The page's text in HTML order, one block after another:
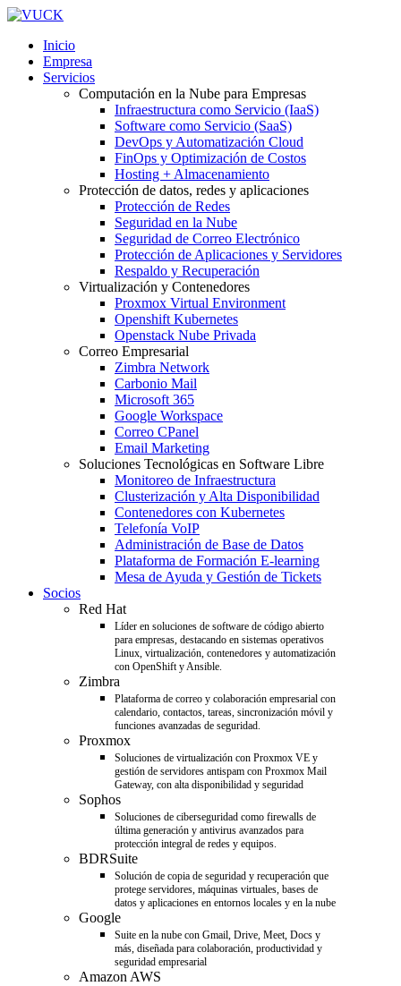
Inicio
Empresa
Servicios
Computación en la Nube para Empresas
Infraestructura como Servicio (IaaS)
Software como Servicio (SaaS)
DevOps y Automatización Cloud
FinOps y Optimización de Costos
Hosting + Almacenamiento
Protección de datos, redes y aplicaciones
Protección de Redes
Seguridad en la Nube
Seguridad de Correo Electrónico
Protección de Aplicaciones y Servidores
Respaldo y Recuperación
Virtualización y Contenedores
Proxmox Virtual Environment
Openshift Kubernetes
Openstack Nube Privada
Correo Empresarial
Zimbra Network
Carbonio Mail
Microsoft 365
Google Workspace
Correo CPanel
Email Marketing
Soluciones Tecnológicas en Software Libre
Monitoreo de Infraestructura
Clusterización y Alta Disponibilidad
Contenedores con Kubernetes
Telefonía VoIP
Administración de Base de Datos
Plataforma de Formación E-learning
Mesa de Ayuda y Gestión de Tickets
Socios
Red Hat
Líder en soluciones de software de código abierto
para empresas, destacando en sistemas operativos
Linux, virtualización, contenedores y automatización
con OpenShift y Ansible.
Zimbra
Plataforma de correo y colaboración empresarial con
calendario, contactos, tareas, sincronización móvil y
funciones avanzadas de seguridad.
Proxmox
Soluciones de virtualización con Proxmox VE y
gestión de servidores antispam con Proxmox Mail
Gateway, con alta disponibilidad y seguridad
Sophos
Soluciones de ciberseguridad como firewalls de
última generación y antivirus avanzados para
protección integral de redes y equipos.
BDRSuite
Solución de copia de seguridad y recuperación que
protege servidores, máquinas virtuales, bases de
datos y aplicaciones en entornos locales y en la nube
Google
Suite en la nube con Gmail, Drive, Meet, Docs y
más, diseñada para colaboración, productividad y
seguridad empresarial
Amazon AWS